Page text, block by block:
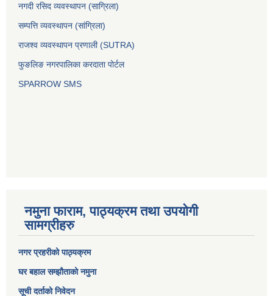
नगदी रसिद व्यवस्थापन (साग्रिला)
सम्पत्ति व्यवस्थापन (सांग्रिला)
राजश्व व्यवस्थापन प्रणाली (SUTRA)
फुङलिङ नगरपालिका करदाता पोर्टल
SPARROW SMS
नमुना फाराम, पाठ्यक्रम तथा उपयोगी
सामग्रीहरु
नगर प्रहरीको पाठ्यक्रम
घर बहाल सम्झौताको नमुना
सूची दर्ताको निवेदन